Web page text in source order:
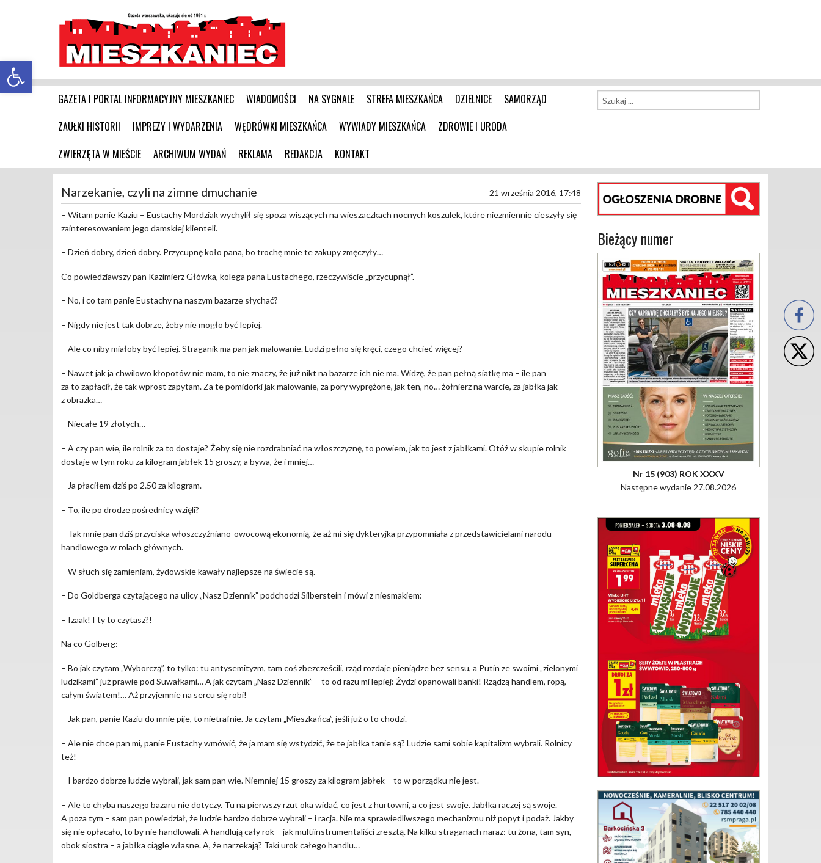
Otwórz pasek narzędzi
GAZETA I PORTAL INFORMACYJNY MIESZKANIEC WIADOMOŚCI NA SYGNALE STREFA MIESZKAŃCA DZIELNICE
SAMORZĄD
ZAUŁKI HISTORII
IMPREZY I WYDARZENIA WĘDRÓWKI MIESZKAŃCA WYWIADY MIESZKAŃCA
ZDROWIE I URODA
ZWIERZĘTA W MIEŚCIE
ARCHIWUM WYDAŃ REKLAMA REDAKCJA KONTAKT
Narzekanie, czyli na zimne dmuchanie 21 września 2016, 17:48
– Witam panie Kaziu – Eustachy Mordziak wychylił się spoza wiszących na wieszaczkach nocnych koszulek, które niezmiennie cieszyły się
zainteresowaniem jego damskiej klienteli.
– Dzień dobry, dzień dobry. Przycupnę koło pana, bo trochę mnie te zakupy zmęczyły…
Co powiedziawszy pan Kazimierz Główka, kolega pana Eustachego, rzeczywiście „przycupnął”.
– No, i co tam panie Eustachy na naszym bazarze słychać?
– Nigdy nie jest tak dobrze, żeby nie mogło być lepiej.
– Ale co niby miałoby być lepiej. Straganik ma pan jak malowanie. Ludzi pełno się kręci, czego chcieć więcej?
– Nawet jak ja chwilowo kłopotów nie mam, to nie znaczy, że już nikt na bazarze ich nie ma. Widzę, że pan pełną siatkę ma – ile pan
za to zapłacił, że tak wprost zapytam. Za te pomidorki jak malowanie, za pory wyprężone, jak ten, no… żołnierz na warcie, za jabłka jak
z obrazka…
– Niecałe 19 złotych…
– A czy pan wie, ile rolnik za to dostaje? Żeby się nie rozdrabniać na włoszczyznę, to powiem, jak to jest z jabłkami. Otóż w skupie rolnik
dostaje w tym roku za kilogram jabłek 15 groszy, a bywa, że i mniej…
– Ja płaciłem dziś po 2.50 za kilogram.
– To, ile po drodze pośrednicy wzięli?
– Tak mnie pan dziś przyciska włoszczyźniano-owocową ekonomią, że aż mi się dykteryjka przypomniała z przedstawicielami narodu
handlowego w rolach głównych.
– W słuch się zamieniam, żydowskie kawały najlepsze na świecie są.
– Do Goldberga czytającego na ulicy „Nasz Dziennik” podchodzi Silberstein i mówi z niesmakiem:
– Izaak! I ty to czytasz?!
Na co Golberg:
– Bo jak czytam „Wyborczą”, to tylko: tu antysemityzm, tam coś zbezcześcili, rząd rozdaje pieniądze bez sensu, a Putin ze swoimi „zielonymi
ludzikami” już prawie pod Suwałkami… A jak czytam „Nasz Dziennik” – to od razu mi lepiej: Żydzi opanowali banki! Rządzą handlem, ropą,
całym światem!… Aż przyjemnie na sercu się robi!
– Jak pan, panie Kaziu do mnie pije, to nietrafnie. Ja czytam „Mieszkańca”, jeśli już o to chodzi.
– Ale nie chce pan mi, panie Eustachy wmówić, że ja mam się wstydzić, że te jabłka tanie są? Ludzie sami sobie kapitalizm wybrali. Rolnicy
też!
– I bardzo dobrze ludzie wybrali, jak sam pan wie. Niemniej 15 groszy za kilogram jabłek – to w porządku nie jest.
– Ale to chyba naszego bazaru nie dotyczy. Tu na pierwszy rzut oka widać, co jest z hurtowni, a co jest swoje. Jabłka raczej są swoje.
A poza tym – sam pan powiedział, że ludzie bardzo dobrze wybrali – i racja. Nie ma sprawiedliwszego mechanizmu niż popyt i podaż. Jakby
się nie opłacało, to by nie handlowali. A handlują cały rok – jak multiinstrumentaliści zresztą. Na kilku straganach naraz: tu żona, tam syn,
obok siostra – a jabłka ciągle własne. A, że narzekają? Taki urok całego handlu…
Bieżący numer
Nr 15 (903) ROK XXXV
Następne wydanie 27.08.2026